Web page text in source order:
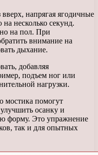
напрягая ягодичные
несколько секунд.
на пол. При
внимание на
дыхание.
добавляя
подъем ног или
нагрузки.
мостика помогут
осанку и
форму. Это упражнение
так и для опытных